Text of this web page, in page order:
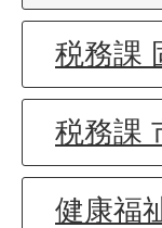
税務課
税務課
健康福